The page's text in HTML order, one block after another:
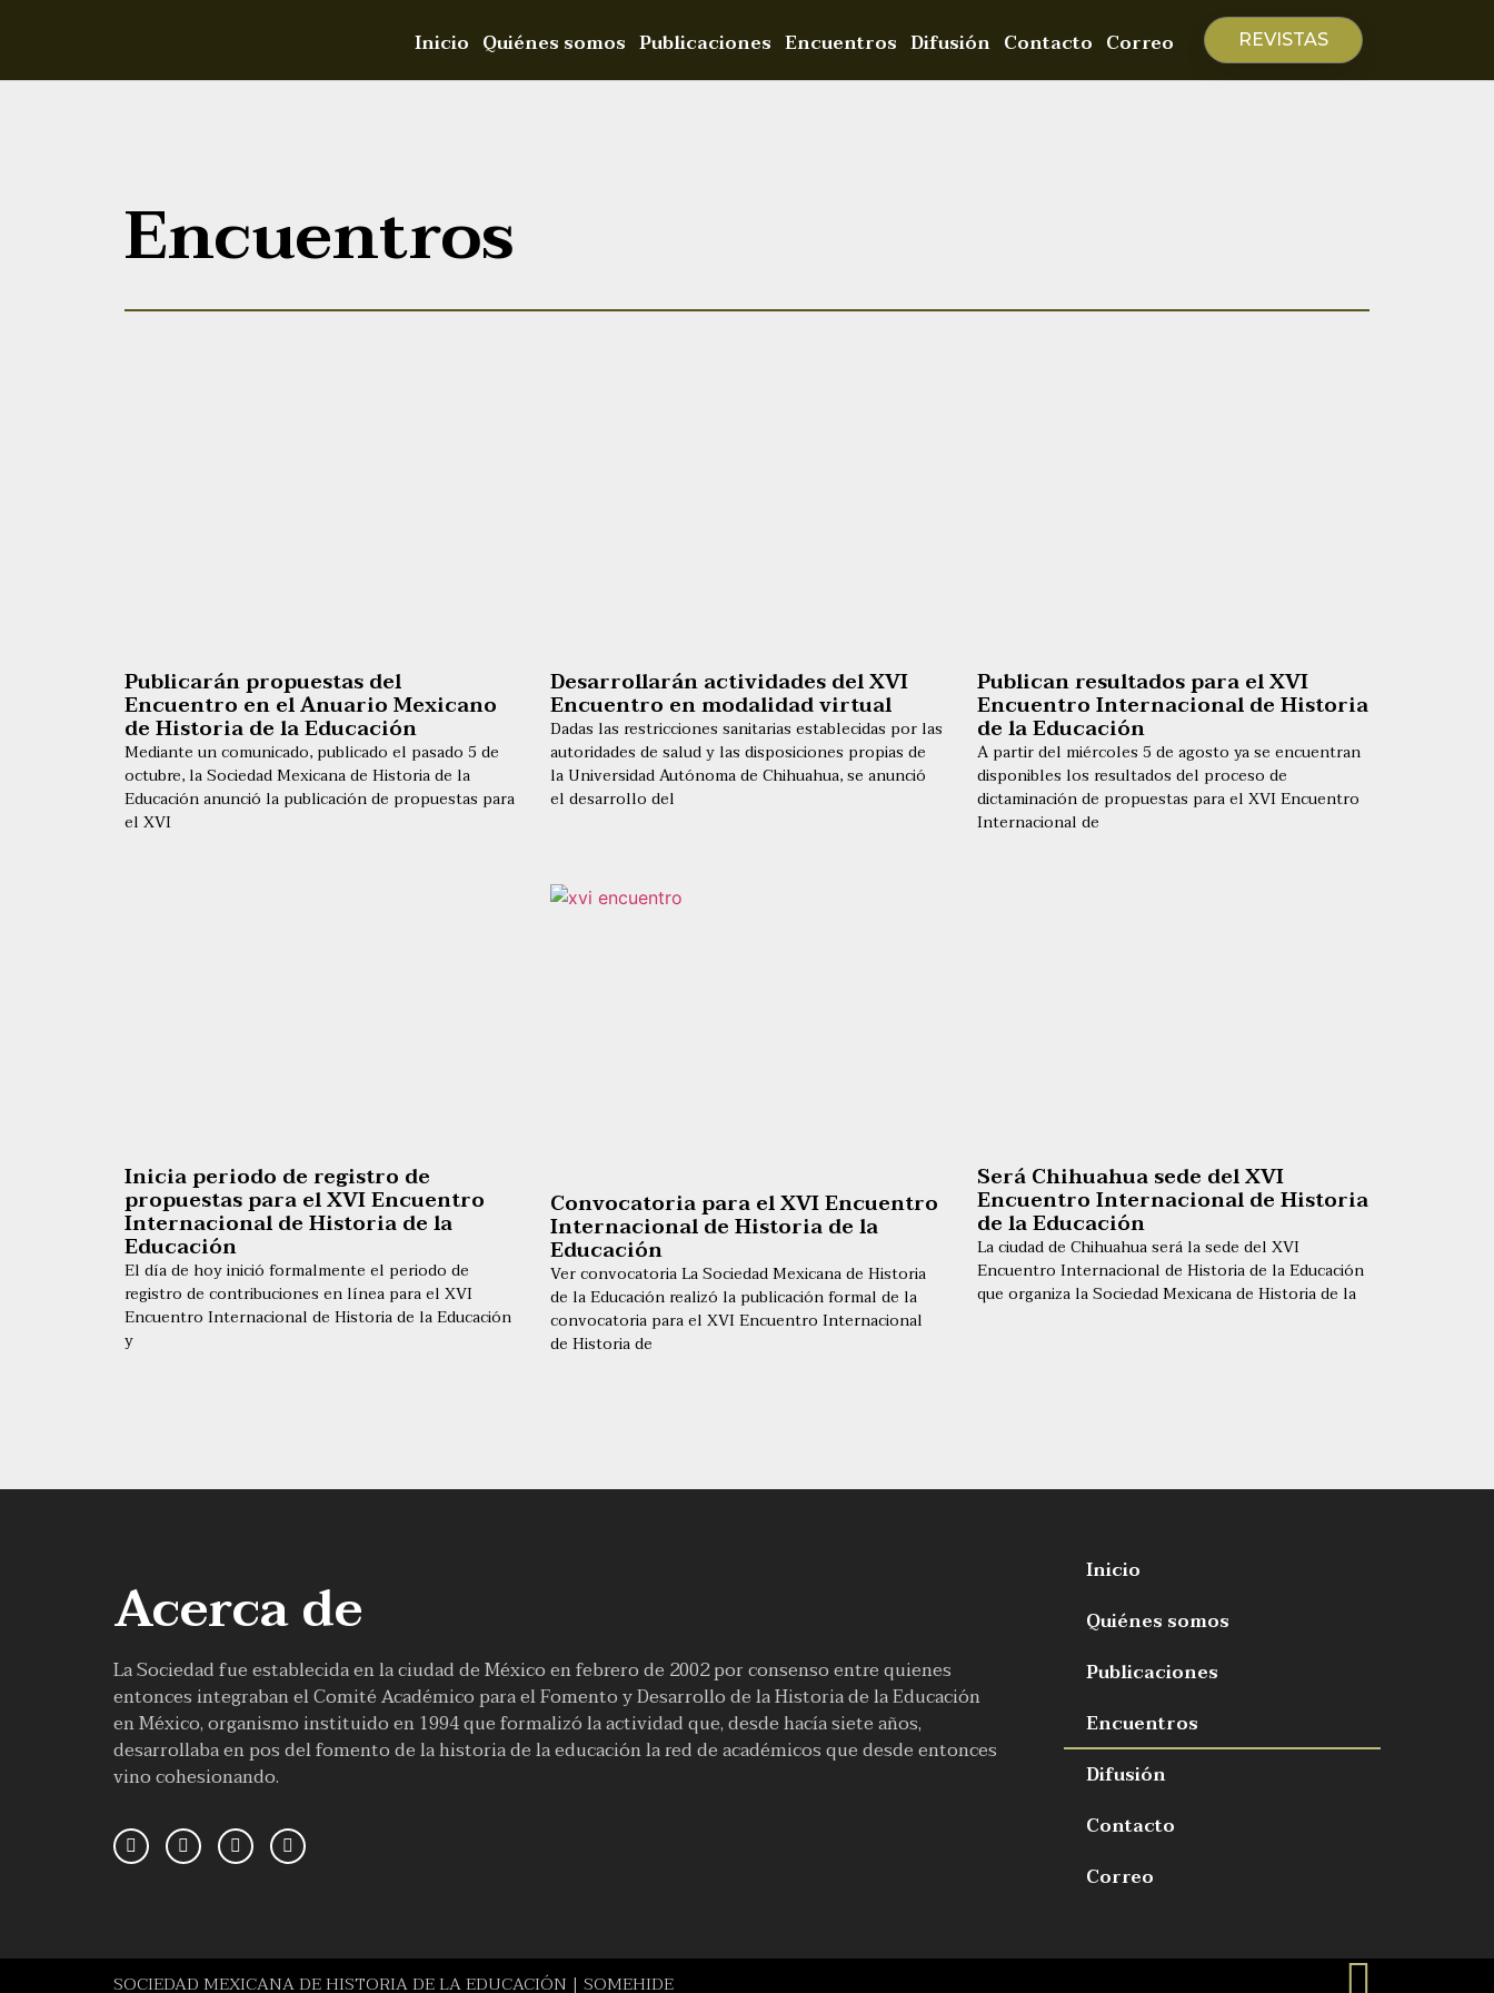
Inicio Quiénes somos Publicaciones Encuentros Difusión Contacto Correo REVISTAS
Encuentros
Publicarán propuestas del
Encuentro en el Anuario Mexicano
de Historia de la Educación
Mediante un comunicado, publicado el pasado 5 de
octubre, la Sociedad Mexicana de Historia de la
Educación anunció la publicación de propuestas para
el XVI
Desarrollarán actividades del XVI
Encuentro en modalidad virtual
Dadas las restricciones sanitarias establecidas por las
autoridades de salud y las disposiciones propias de
la Universidad Autónoma de Chihuahua, se anunció
el desarrollo del
Publican resultados para el XVI
Encuentro Internacional de Historia
de la Educación
A partir del miércoles 5 de agosto ya se encuentran
disponibles los resultados del proceso de
dictaminación de propuestas para el XVI Encuentro
Internacional de
Inicia periodo de registro de
propuestas para el XVI Encuentro
Internacional de Historia de la
Educación
El día de hoy inició formalmente el periodo de
registro de contribuciones en línea para el XVI
Encuentro Internacional de Historia de la Educación
y
Convocatoria para el XVI Encuentro
Internacional de Historia de la
Educación
Ver convocatoria La Sociedad Mexicana de Historia
de la Educación realizó la publicación formal de la
convocatoria para el XVI Encuentro Internacional
de Historia de
Será Chihuahua sede del XVI
Encuentro Internacional de Historia
de la Educación
La ciudad de Chihuahua será la sede del XVI
Encuentro Internacional de Historia de la Educación
que organiza la Sociedad Mexicana de Historia de la
Acerca de
La Sociedad fue establecida en la ciudad de México en febrero de 2002 por consenso entre quienes
entonces integraban el Comité Académico para el Fomento y Desarrollo de la Historia de la Educación
en México, organismo instituido en 1994 que formalizó la actividad que, desde hacía siete años,
desarrollaba en pos del fomento de la historia de la educación la red de académicos que desde entonces
vino cohesionando.
Inicio
Quiénes somos
Publicaciones
Encuentros
Difusión
Contacto
Correo
SOCIEDAD MEXICANA DE HISTORIA DE LA EDUCACIÓN | SOMEHIDE